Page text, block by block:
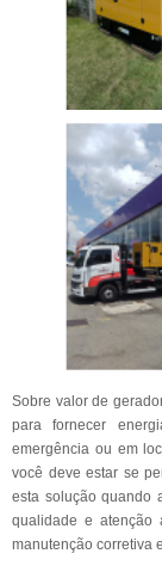
Sobre valor de
para fornecer
emergência ou em
você deve estar se
esta solução quando
qualidade e atenção
manutenção corretiva